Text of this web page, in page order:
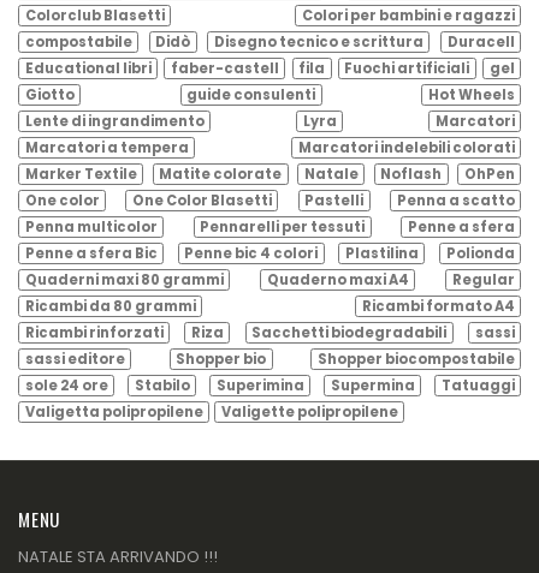
Colorclub Blasetti
Colori per bambini e ragazzi
compostabile
Didò Disegno tecnico e scrittura
Duracell
Educational libri
faber-castell fila Fuochi artificiali
gel
Giotto
guide consulenti
Hot Wheels
Lente di ingrandimento
Lyra
Marcatori
Marcatori a tempera
Marcatori indelebili colorati
Marker Textile
Matite colorate Natale Noflash
OhPen
One color
One Color Blasetti Pastelli
Penna a scatto
Penna multicolor
Pennarelli per tessuti
Penne a sfera
Penne a sfera Bic
Penne bic 4 colori Plastilina
Polionda
Quaderni maxi 80 grammi
Quaderno maxi A4
Regular
Ricambi da 80 grammi
Ricambi formato A4
Ricambi rinforzati
Riza Sacchetti biodegradabili
sassi
sassi editore
Shopper bio
Shopper biocompostabile
sole 24 ore
Stabilo Superimina Supermina
Tatuaggi
Valigetta polipropilene
Valigette polipropilene
MENU
NATALE STA ARRIVANDO !!!